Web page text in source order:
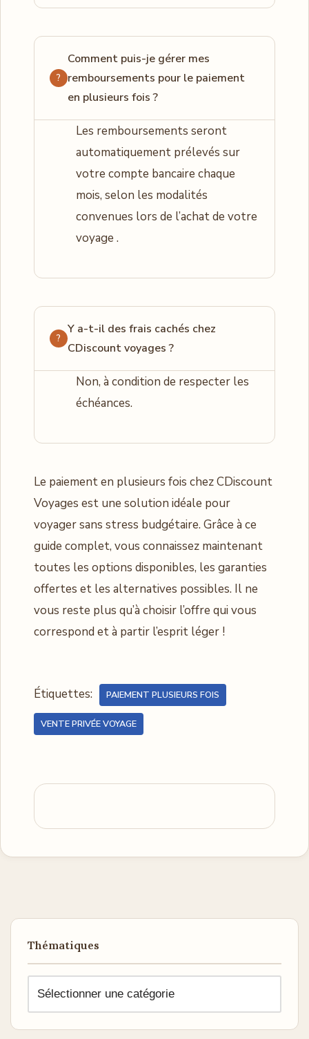
Comment puis-je gérer mes
remboursements pour le paiement
en plusieurs fois ?
Les remboursements seront
automatiquement prélevés sur
votre compte bancaire chaque
mois, selon les modalités
convenues lors de l’achat de votre
voyage .
Y a-t-il des frais cachés chez
CDiscount voyages ?
Non, à condition de respecter les
échéances.
Le paiement en plusieurs fois chez CDiscount
Voyages est une solution idéale pour
voyager sans stress budgétaire. Grâce à ce
guide complet, vous connaissez maintenant
toutes les options disponibles, les garanties
offertes et les alternatives possibles. Il ne
vous reste plus qu’à choisir l’offre qui vous
correspond et à partir l’esprit léger !
Étiquettes: PAIEMENT PLUSIEURS FOIS
VENTE PRIVÉE VOYAGE
Thématiques